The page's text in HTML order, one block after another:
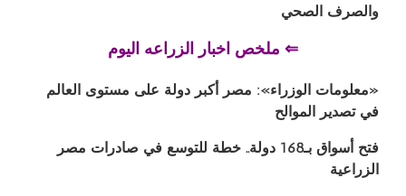
والصرف الصحي
⇐ ملخص اخبار الزراعه اليوم
«معلومات الوزراء»: مصر أكبر دولة على مستوى العالم
في تصدير الموالح
فتح أسواق بـ168 دولة.. خطة للتوسع في صادرات مصر
الزراعية